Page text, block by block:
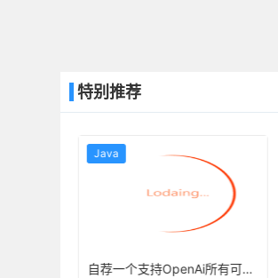
特别推荐
Java
分库分表策略以及原理